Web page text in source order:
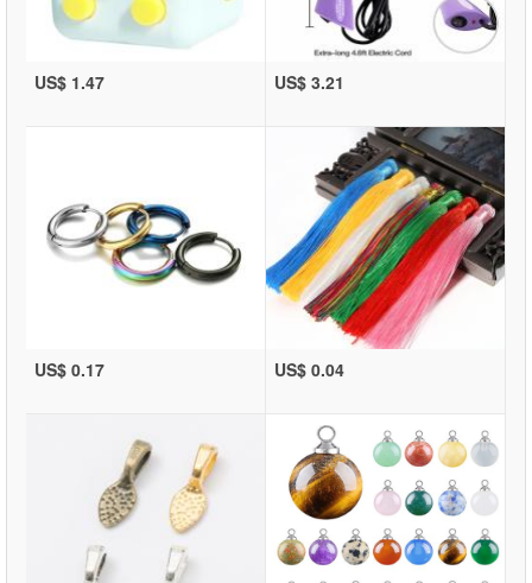
US$ 1.47 US$ 3.21
US$ 0.17 US$ 0.04